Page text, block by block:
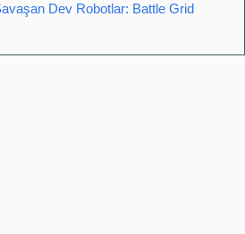
Dev Robotlar: Battle Grid